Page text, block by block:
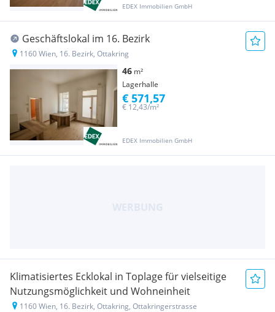
EDEX Immobilien GmbH
Geschäftslokal im 16. Bezirk
1160 Wien, 16. Bezirk, Ottakring
46 m²
Lagerhalle
EDEX Immobilien GmbH
€ 12,43/m²
€ 571,57
Klimatisiertes Ecklokal in Toplage für vielseitige
Nutzungsmöglichkeit und Wohneinheit
1160 Wien, 16. Bezirk, Ottakring, Ottakringerstrasse